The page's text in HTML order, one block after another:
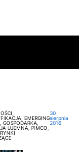
EMERGING
GOSPODARKA,
UJEMNA, PIMCO,
30
sierpnia
2016